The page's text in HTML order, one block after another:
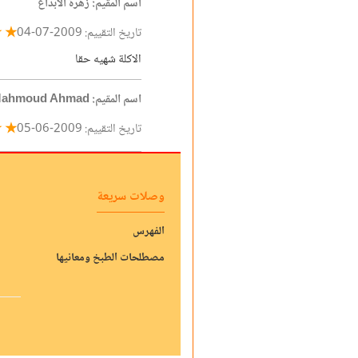
تاريخ التقييم: 2009-07-04
★
الاكلة شهيه حقا
اسم المقيم: Mahmoud Ahmad
تاريخ التقييم: 2009-06-05
☆
وصلات سريعة
الفهرس
مصطلحات الطبخ ومعانيها